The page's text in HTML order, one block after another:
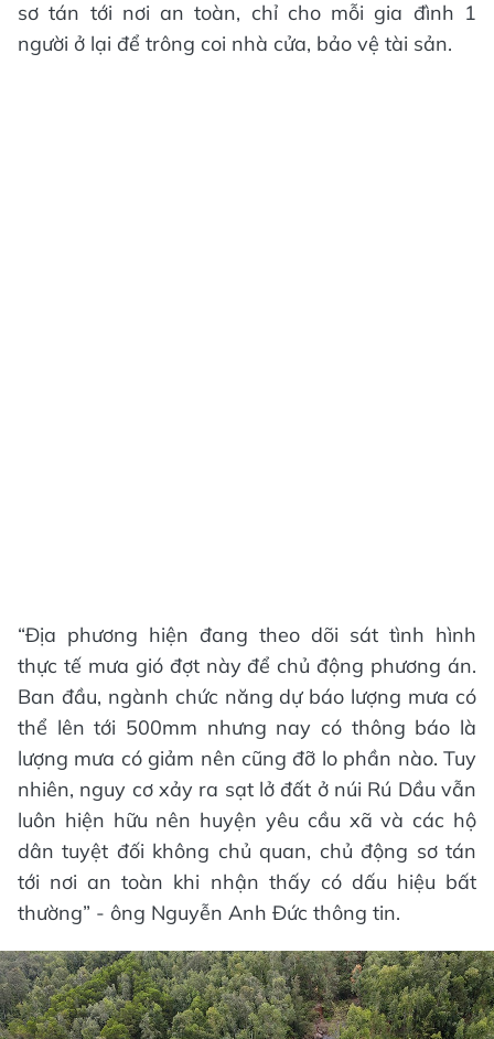
sơ tán tới nơi an toàn, chỉ cho mỗi gia đình 1
người ở lại để trông coi nhà cửa, bảo vệ tài sản.
“Địa phương hiện đang theo dõi sát tình hình
thực tế mưa gió đợt này để chủ động phương án.
Ban đầu, ngành chức năng dự báo lượng mưa có
thể lên tới 500mm nhưng nay có thông báo là
lượng mưa có giảm nên cũng đỡ lo phần nào. Tuy
nhiên, nguy cơ xảy ra sạt lở đất ở núi Rú Dầu vẫn
luôn hiện hữu nên huyện yêu cầu xã và các hộ
dân tuyệt đối không chủ quan, chủ động sơ tán
tới nơi an toàn khi nhận thấy có dấu hiệu bất
thường” - ông Nguyễn Anh Đức thông tin.